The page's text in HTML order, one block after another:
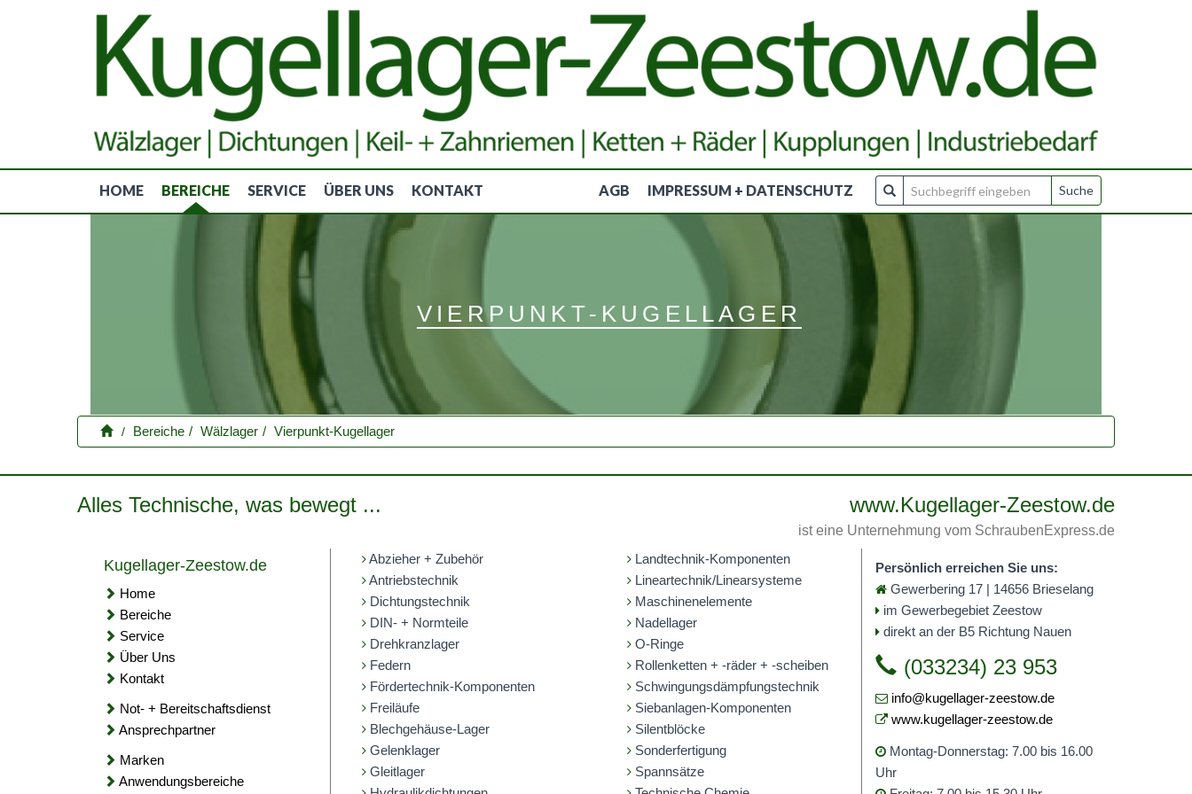
HOME BEREICHE SERVICE ÜBER UNS KONTAKT AGB IMPRESSUM + DATENSCHUTZ
VIERPUNKT-KUGELLAGER
Bereiche Wälzlager Vierpunkt-Kugellager
Alles Technische, was bewegt ... www.Kugellager-Zeestow.de
ist eine Unternehmung vom SchraubenExpress.de
Kugellager-Zeestow.de
Home
Bereiche
Service
Über Uns
Kontakt
Not- + Bereitschaftsdienst
Ansprechpartner
Marken
Anwendungsbereiche
Abzieher + Zubehör
Antriebstechnik
Dichtungstechnik
DIN- + Normteile
Drehkranzlager
Federn
Fördertechnik-Komponenten
Freiläufe
Blechgehäuse-Lager
Gelenklager
Gleitlager
Landtechnik-Komponenten
Lineartechnik/Linearsysteme
Maschinenelemente
Nadellager
O-Ringe
Rollenketten + -räder + -scheiben
Schwingungsdämpfungstechnik
Siebanlagen-Komponenten
Silentblöcke
Sonderfertigung
Spannsätze
Persönlich erreichen Sie uns:
Gewerbering 17 | 14656 Brieselang
im Gewerbegebiet Zeestow
direkt an der B5 Richtung Nauen
(033234) 23 953
info@kugellager-zeestow.de
www.kugellager-zeestow.de
Montag-Donnerstag: 7.00 bis 16.00
Uhr